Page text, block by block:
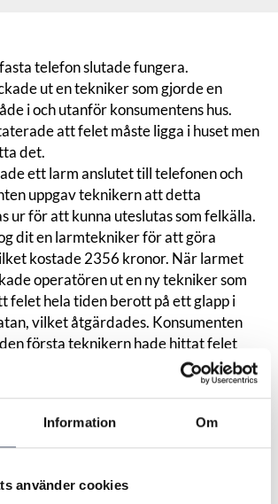
Information Om
använder cookies
telefon slutade fungera.
ut en tekniker som gjorde en
i och utanför konsumentens hus.
att felet måste ligga i huset men
det.
ett larm anslutet till telefonen och
uppgav teknikern att detta
ur för att kunna uteslutas som felkälla.
dit en larmtekniker för att göra
kostade 2356 kronor. När larmet
operatören ut en ny tekniker som
felet hela tiden berott på ett glapp i
vilket åtgärdades. Konsumenten
första teknikern hade hittat felet
anlita larmteknikern och begärde
för denna kostnad från operatören.
erhållit högsta ersättning för
operatörens allmänna villkor samt
enligt villkoren. Operatören menade